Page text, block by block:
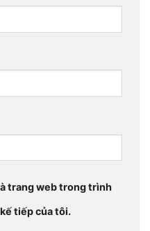
trang web trong trình
tiếp của tôi.